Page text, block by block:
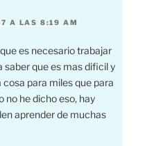
A LAS 8:19 AM
es necesario trabajar
saber que es mas dificil y
para miles que para
no he dicho eso, hay
aprender de muchas